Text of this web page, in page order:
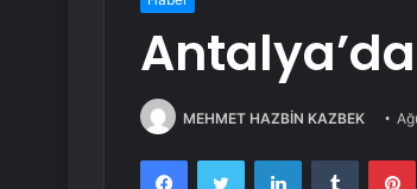
MEHMET HAZBİN KAZBEK
FacebookTwitter LinkedInTumblr